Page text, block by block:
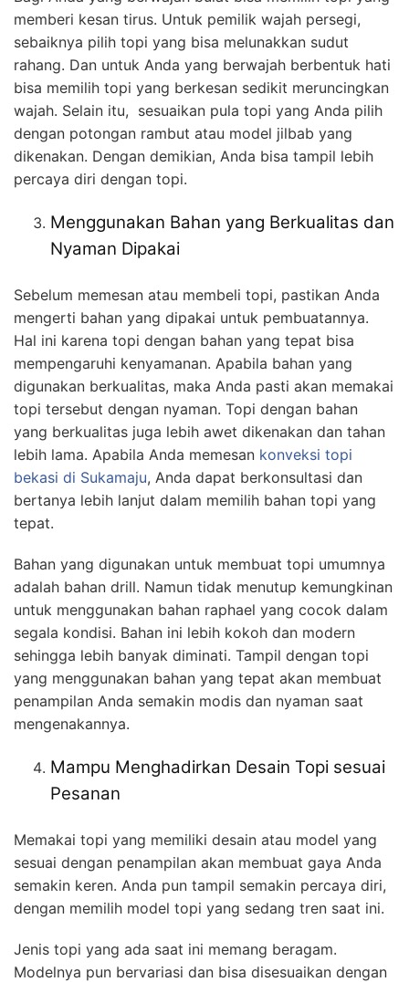
memberi kesan tirus. Untuk pemilik wajah persegi,
sebaiknya pilih topi yang bisa melunakkan sudut
rahang. Dan untuk Anda yang berwajah berbentuk hati
bisa memilih topi yang berkesan sedikit meruncingkan
wajah. Selain itu, sesuaikan pula topi yang Anda pilih
dengan potongan rambut atau model jilbab yang
dikenakan. Dengan demikian, Anda bisa tampil lebih
percaya diri dengan topi.
Menggunakan Bahan yang Berkualitas dan
Nyaman Dipakai
Sebelum memesan atau membeli topi, pastikan Anda
mengerti bahan yang dipakai untuk pembuatannya.
Hal ini karena topi dengan bahan yang tepat bisa
mempengaruhi kenyamanan. Apabila bahan yang
digunakan berkualitas, maka Anda pasti akan memakai
topi tersebut dengan nyaman. Topi dengan bahan
yang berkualitas juga lebih awet dikenakan dan tahan
lebih lama. Apabila Anda memesan konveksi topi
bekasi di Sukamaju, Anda dapat berkonsultasi dan
bertanya lebih lanjut dalam memilih bahan topi yang
tepat.
Bahan yang digunakan untuk membuat topi umumnya
adalah bahan drill. Namun tidak menutup kemungkinan
untuk menggunakan bahan raphael yang cocok dalam
segala kondisi. Bahan ini lebih kokoh dan modern
sehingga lebih banyak diminati. Tampil dengan topi
yang menggunakan bahan yang tepat akan membuat
penampilan Anda semakin modis dan nyaman saat
mengenakannya.
Mampu Menghadirkan Desain Topi sesuai
Pesanan
Memakai topi yang memiliki desain atau model yang
sesuai dengan penampilan akan membuat gaya Anda
semakin keren. Anda pun tampil semakin percaya diri,
dengan memilih model topi yang sedang tren saat ini.
Jenis topi yang ada saat ini memang beragam.
Modelnya pun bervariasi dan bisa disesuaikan dengan